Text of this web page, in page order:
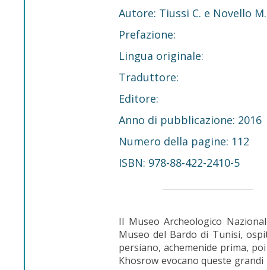
Autore: Tiussi C. e Novello
Prefazione:
Lingua originale:
Traduttore:
Editore:
Anno di pubblicazione: 2016
Numero della pagine: 112
ISBN: 978-88-422-2410-5
Il Museo Archeologico
Museo del Bardo di Tunisi,
persiano, achemenide prima,
Khosrow evocano queste